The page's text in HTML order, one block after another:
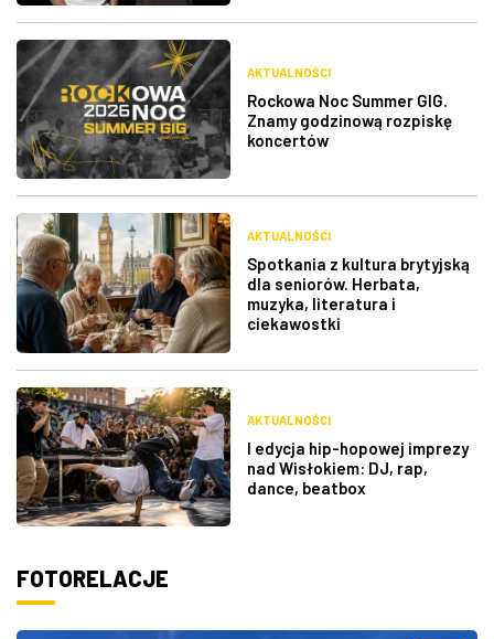
AKTUALNOŚCI
Rockowa Noc Summer GIG.
Znamy godzinową rozpiskę
koncertów
AKTUALNOŚCI
Spotkania z kultura brytyjską
dla seniorów. Herbata,
muzyka, literatura i
ciekawostki
AKTUALNOŚCI
I edycja hip-hopowej imprezy
nad Wisłokiem: DJ, rap,
dance, beatbox
FOTORELACJE